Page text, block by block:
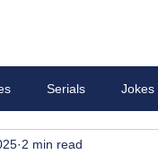
Serials Jokes
2 min read